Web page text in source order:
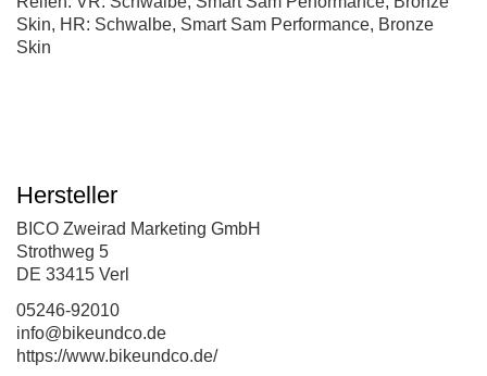
Skin, HR: Schwalbe, Smart Sam Performance, Bronze
Skin
Hersteller
BICO Zweirad Marketing GmbH
Strothweg 5
DE 33415 Verl
05246-92010
info@bikeundco.de
https://www.bikeundco.de/